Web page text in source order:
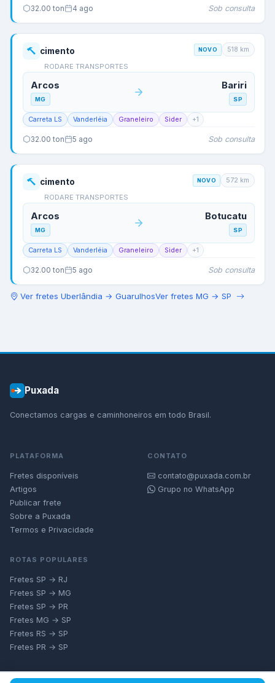
32.00 ton 4 ago Sob consulta
cimento
RODARE TRANSPORTES
NOVO 518 km
Arcos
MG
Bariri
SP
Carreta LS Vanderléia Graneleiro Sider +1
32.00 ton 5 ago Sob consulta
cimento
RODARE TRANSPORTES
NOVO 572 km
Arcos
MG
Botucatu
SP
Carreta LS Vanderléia Graneleiro Sider +1
32.00 ton 5 ago Sob consulta
Ver fretes Uberlândia → GuarulhosVer fretes MG → SP
Puxada
Conectamos cargas e caminhoneiros em todo Brasil.
PLATAFORMA
Fretes disponíveis
Artigos
Publicar frete
Sobre a Puxada
Termos e Privacidade
CONTATO
contato@puxada.com.br
Grupo no WhatsApp
ROTAS POPULARES
Fretes SP → RJ
Fretes SP → MG
Fretes SP → PR
Fretes MG → SP
Fretes RS → SP
Fretes PR → SP